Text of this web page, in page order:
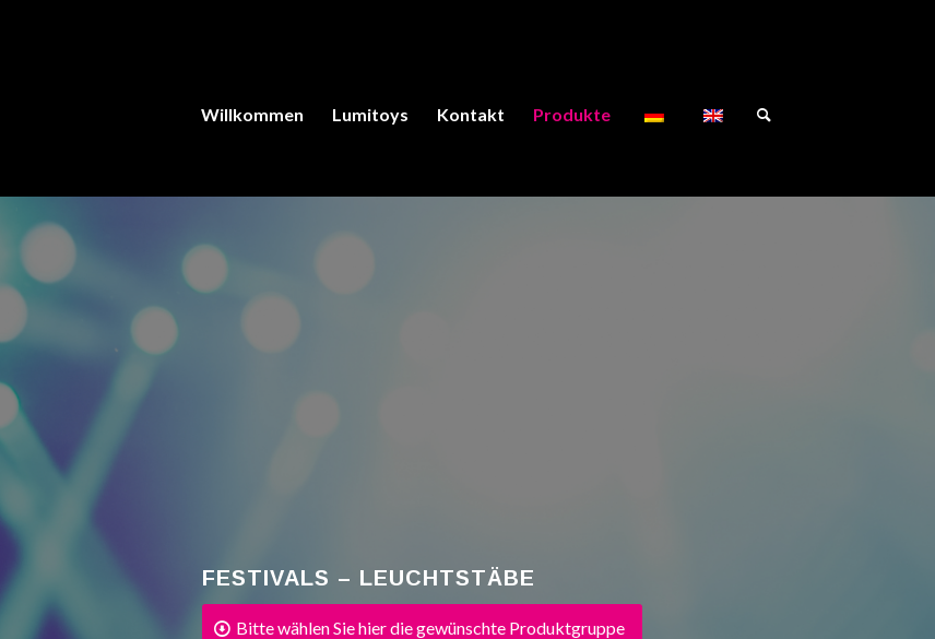
Willkommen Lumitoys Kontakt Produkte
FESTIVALS – LEUCHTSTÄBE
Bitte wählen Sie hier die gewünschte Produktgruppe